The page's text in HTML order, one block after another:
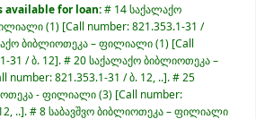
available for loan:# 14 საქალაქო
(1) Call number:821.353.1-31 /
ბიბლიოთეკა – ფილიალი(1) Call
31 / ბ. 12 .# 20 საქალაქო ბიბლიოთეკა –
number:821.353.1-31 / ბ. 12, .. .# 25
- ფილიალი(3) Call number:
.. .# 8 საბავშვო ბიბლიოთეკა – ფილიალი